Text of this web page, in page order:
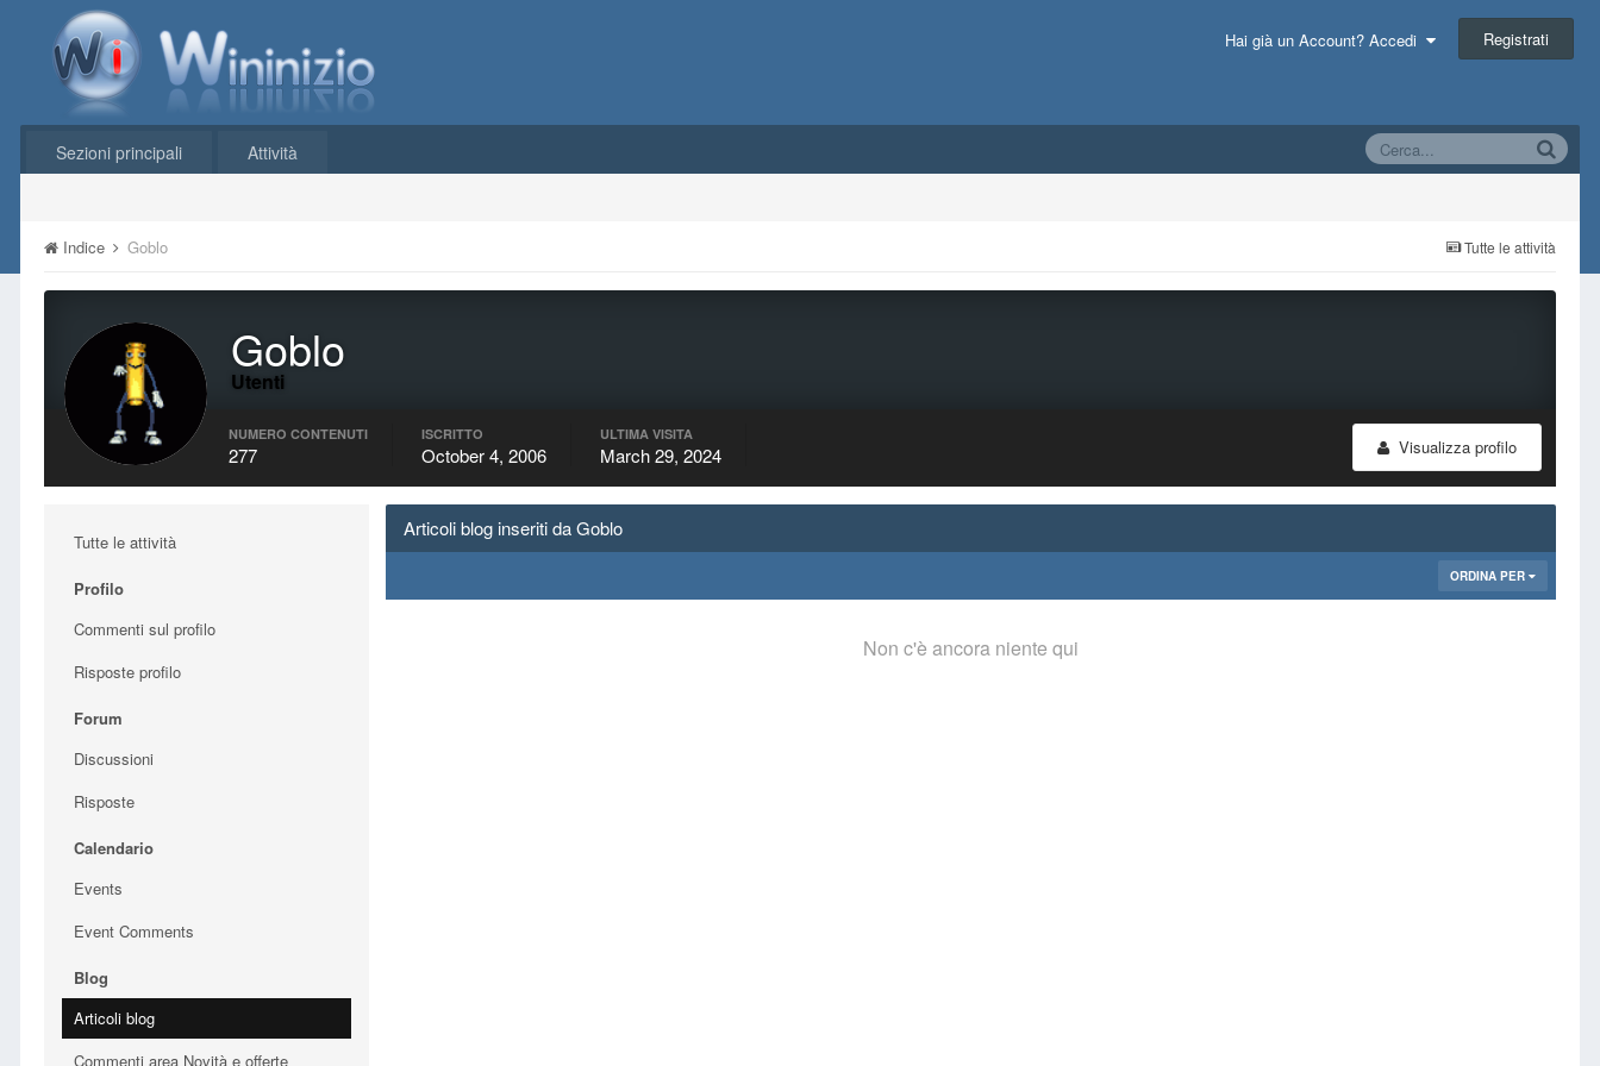
Hai già un Account? Accedi Registrati
Sezioni principali Attività
Tutte le attività
Indice Goblo
Goblo
Utenti
Visualizza profilo
NUMERO CONTENUTI
277
ISCRITTO
October 4, 2006
ULTIMA VISITA
March 29, 2024
Tutte le attività
Profilo
Commenti sul profilo
Risposte profilo
Forum
Discussioni
Risposte
Calendario
Events
Event Comments
Blog
Articoli blog
Commenti area Novità e offerte
Articoli blog inseriti da Goblo
ORDINA PER
Non c'è ancora niente qui